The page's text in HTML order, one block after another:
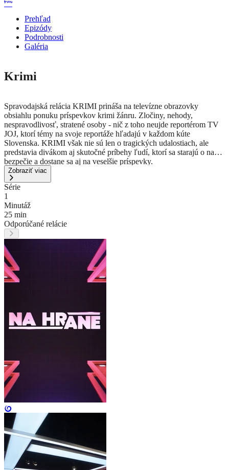
Prehľad
Epizódy
Podrobnosti
Galéria
Krimi
Spravodajská relácia KRIMI prináša na televízne obrazovky
obsiahlu ponuku príspevkov krimi žánru. Zločiny, nehody,
nespravodlivosť, stratené osoby - nič z toho neujde reportérom TV
JOJ, ktorí témy na svoje reportáže hľadajú v každom kúte
Slovenska. KRIMI však nie sú len o tragických udalostiach, ale
predstavia divákom aj skutočné príbehy ľudí, ktorí sa starajú o naše
bezpečie a dostane sa aj na veselšie príspevky.
Zobraziť viac
Série
1
Minutáž
25 min
Odporúčané relácie